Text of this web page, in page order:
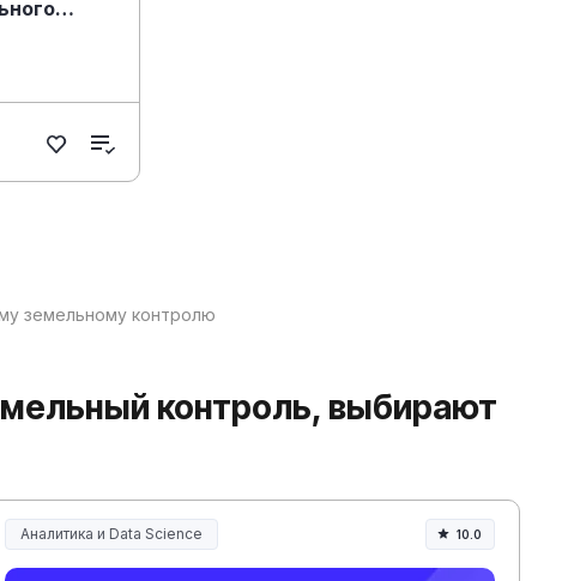
земельному контролю
контроль, выбирают
Аналитика и Data Science 10.0